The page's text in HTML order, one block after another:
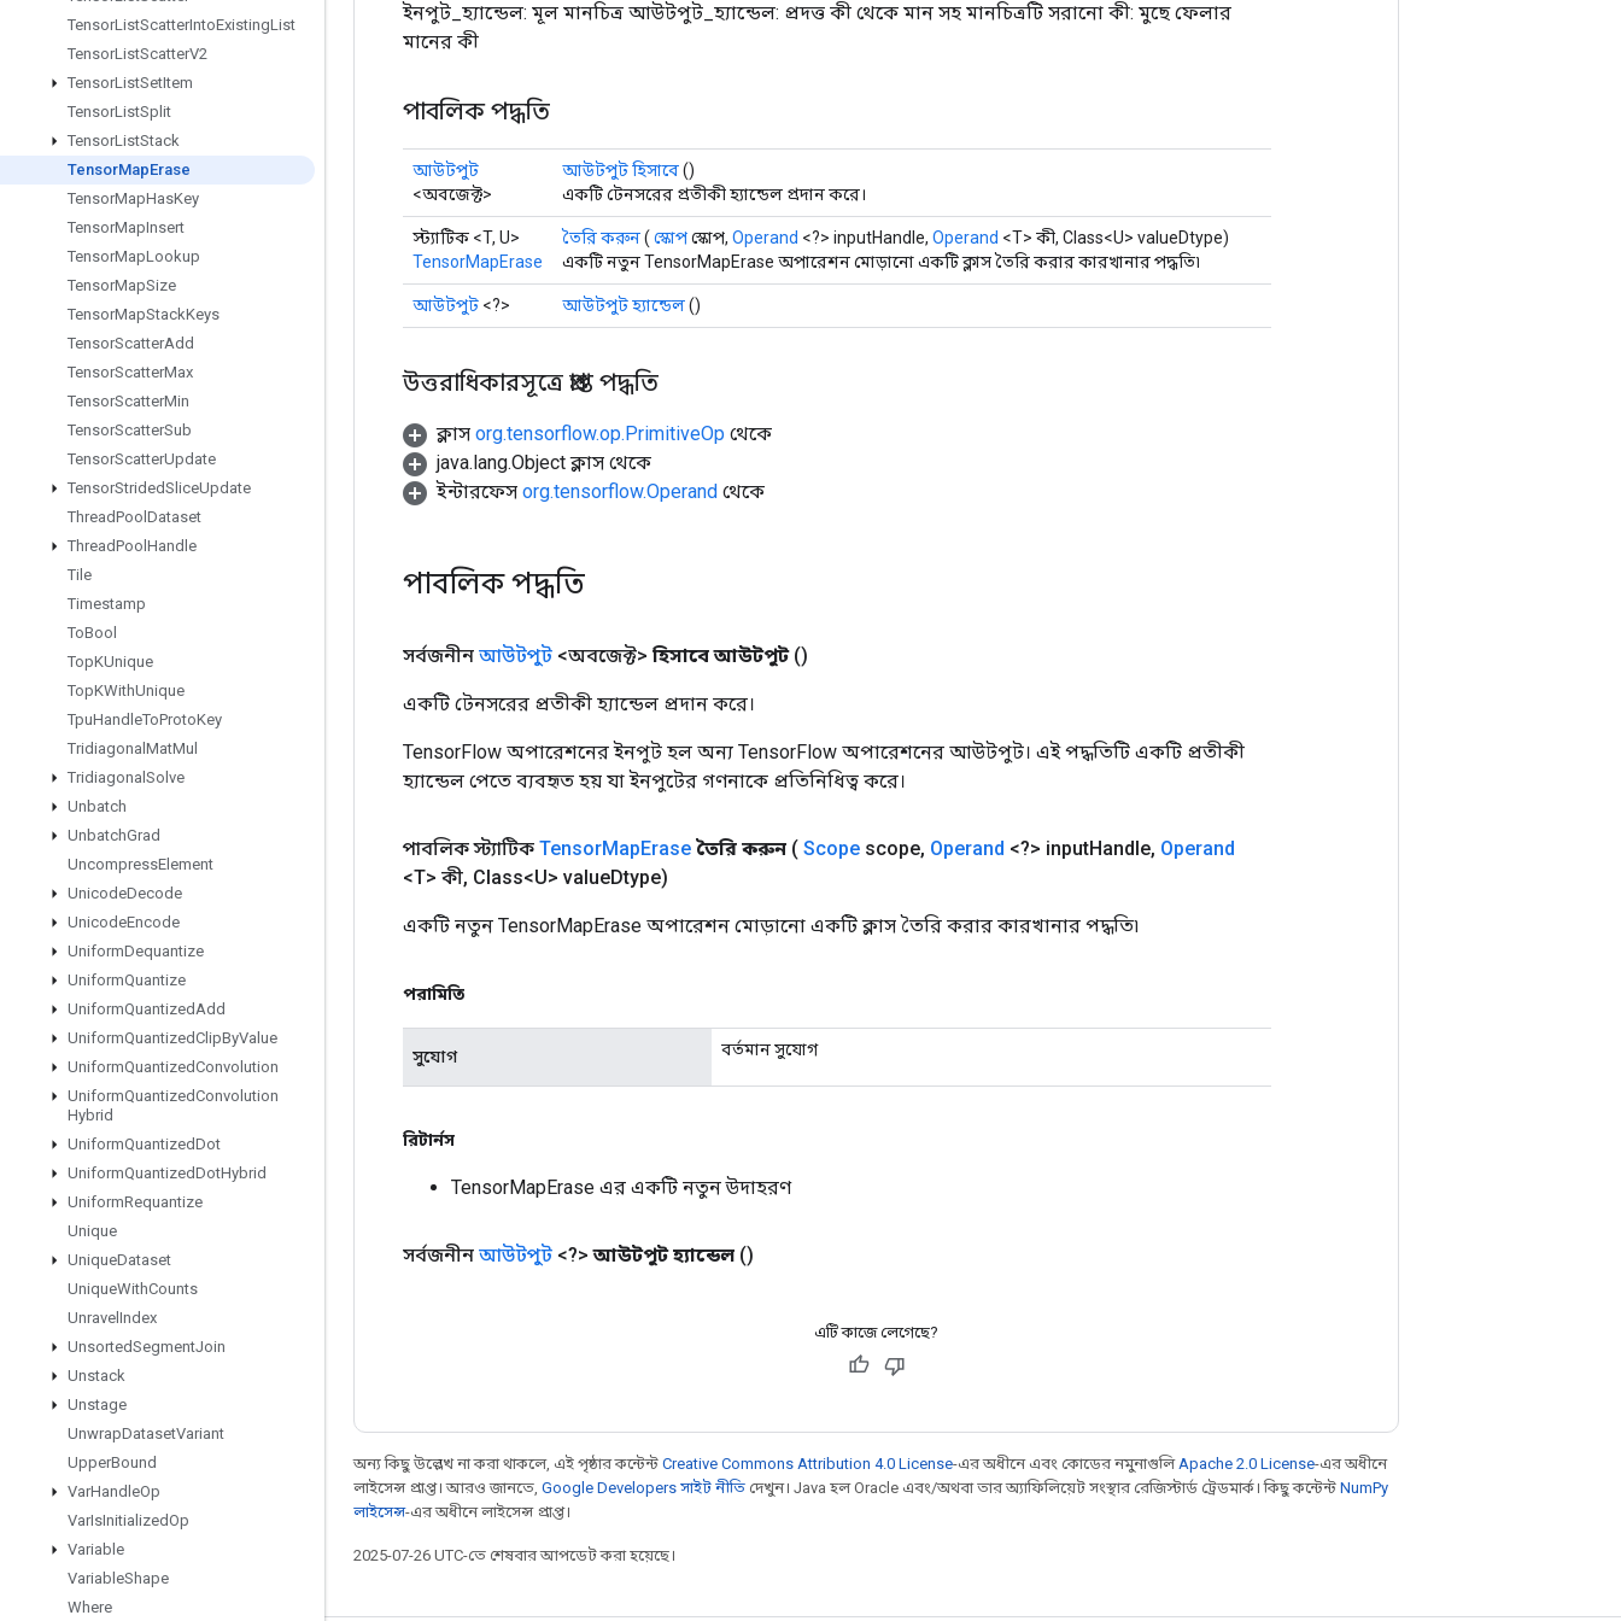
TensorListScatterIntoExistingList
TensorListScatterV2
TensorListSetItem
TensorListSplit
TensorListStack
TensorMapErase
TensorMapHasKey
TensorMapInsert
TensorMapLookup
TensorMapSize
TensorMapStackKeys
TensorScatterAdd
TensorScatterMax
TensorScatterMin
TensorScatterSub
TensorScatterUpdate
TensorStridedSliceUpdate
ThreadPool Dataset
ThreadPool Handle
Tile
Timestamp
ToBool
TopKUnique
TopKWithUnique
TpuHandleToProtoKey
Tridiagonal MatMul
Tridiagonal Solve
Unbatch
UnbatchGrad
UncompressElement
UnicodeDecode
UnicodeEncode
UniformDequantize
UniformQuantize
UniformQuantizedAdd
UniformQuantizedClipByValue
UniformQuantizedConvolution
UniformQuantizedConvolution
Hybrid
UniformQuantizedDot
UniformQuantizedDotHybrid
UniformRequantize
Unique
UniqueDataset
UniqueWithCounts
Unravel Index
UnsortedSegmentJoin
Unstack
Unstage
UnwrapDatasetVariant
UpperBound
VarHandleOp
VarIsInitializedOp
Variable
VariableShape
Where
ইনপুট_হ্যান্ডেল: মূল মানচিত্র আউটপুট_হ্যান্ডেল: প্রদত্ত কী থেকে মান সহ মানচিত্রটি সরানো কী: মুছে ফেলার
মানের কী
পাবলিক পদ্ধতি
আউটপুট
<অবজেক্ট>
আউটপুট হিসাবে()
একটি টেনসরের প্রতীকী হ্যান্ডেল প্রদান করে।
স্ট্যাটিক <T, U>
TensorMapErase
তৈরি করুন( স্কোপস্কোপ, Operand <?> inputHandle, Operand <T> কী, Class<U> valueDtype)
একটি নতুন TensorMapErase অপারেশন মোড়ানো একটি ক্লাস তৈরি করার কারখানার পদ্ধতি৷
আউটপুট <?> আউটপুট হ্যান্ডেল()
উত্তরাধিকারসূত্রে প্রাপ্ত পদ্ধতি
ক্লাস org.tensorflow.op.PrimitiveOp থেকে
java.lang.Object ক্লাস থেকে
ইন্টারফেস org.tensorflow.Operand থেকে
পাবলিক পদ্ধতি
সর্বজনীন আউটপুট <অবজেক্ট> হিসাবে আউটপুট ()
একটি টেনসরের প্রতীকী হ্যান্ডেল প্রদান করে।
TensorFlow অপারেশনের ইনপুট হল অন্য TensorFlow অপারেশনের আউটপুট। এই পদ্ধতিটি একটি প্রতীকী
হ্যান্ডেল পেতে ব্যবহৃত হয় যা ইনপুটের গণনাকে প্রতিনিধিত্ব করে।
পাবলিক স্ট্যাটিক TensorMapErase তৈরি করুন ( Scope scope, Operand <?> inputHandle, Operand
<T> কী, Class<U> valueDtype)
একটি নতুন TensorMapErase অপারেশন মোড়ানো একটি ক্লাস তৈরি করার কারখানার পদ্ধতি৷
পরামিতি
সুযোগ বর্তমান সুযোগ
রিটার্নস
TensorMapErase এর একটি নতুন উদাহরণ
সর্বজনীন আউটপুট <?> আউটপুট হ্যান্ডেল ()
এটি কাজে লেগেছে?
অন্য কিছু উল্লেখ না করা থাকলে, এই পৃষ্ঠার কন্টেন্ট Creative Commons Attribution 4.0 License-এর অধীনে এবং কোডের নমুনাগুলি Apache 2.0 License-এর অধীনে
লাইসেন্স প্রাপ্ত। আরও জানতে, Google Developers সাইট নীতি দেখুন। Java হল Oracle এবং/অথবা তার অ্যাফিলিয়েট সংস্থার রেজিস্টার্ড ট্রেডমার্ক। কিছু কন্টেন্ট NumPy
লাইসেন্স-এর অধীনে লাইসেন্স প্রাপ্ত।
2025-07-26 UTC-তে শেষবার আপডেট করা হয়েছে।